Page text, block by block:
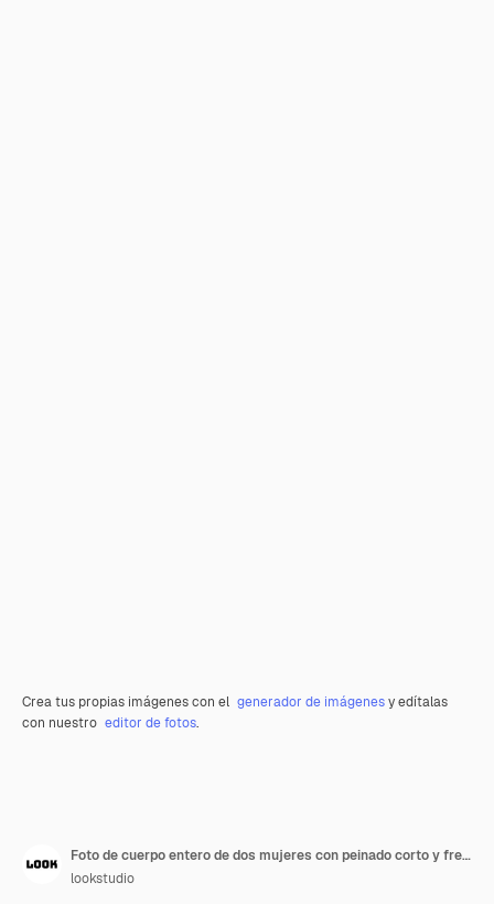
Crea tus propias imágenes con el generador de imágenesy edítalas
con nuestro editor de fotos.
Foto de cuerpo entero de dos mujeres con peinado corto y fresco y gafas modernas en pantalones blancos y zapatillas de deporte sonriendo y abrazándose en un contexto aislado.
lookstudio